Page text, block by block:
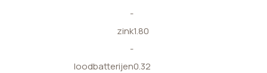
-
zink1.80
-
loodbatterijen0.32